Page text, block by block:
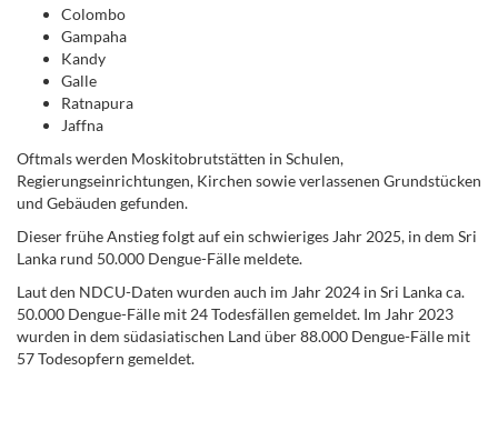
Colombo
Gampaha
Kandy
Galle
Ratnapura
Jaffna
Oftmals werden Moskitobrutstätten in Schulen,
Regierungseinrichtungen, Kirchen sowie verlassenen Grundstücken
und Gebäuden gefunden.
Dieser frühe Anstieg folgt auf ein schwieriges Jahr 2025, in dem Sri
Lanka rund 50.000 Dengue-Fälle meldete.
Laut den NDCU-Daten wurden auch im Jahr 2024 in Sri Lanka ca.
50.000 Dengue-Fälle mit 24 Todesfällen gemeldet. Im Jahr 2023
wurden in dem südasiatischen Land über 88.000 Dengue-Fälle mit
57 Todesopfern gemeldet.